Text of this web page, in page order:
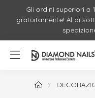
Gli ordini superiori a
gratuitamente! Al di